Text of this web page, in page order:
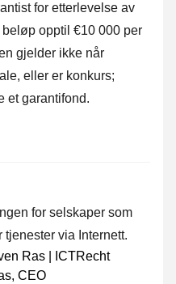
for etterlevelse av
opptil €10 000 per
gjelder ikke når
eller er konkurs;
et garantifond.
for selskaper som
via Internett.
, CEO